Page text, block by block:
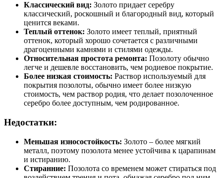
Классический вид: Золото придает серебру
классический, роскошный и благородный вид, который
ценится веками.
Теплый оттенок: Золото имеет теплый, приятный
оттенок, который хорошо сочетается с различными
драгоценными камнями и стилями одежды.
Относительная простота ремонта: Позолоту обычно
легче и дешевле восстановить, чем родиевое покрытие.
Более низкая стоимость: Раствор используемый для
покрытия позолоты, обычно имеет более низкую
стоимость, чем раствор родия, что делает позолоченное
серебро более доступным, чем родированное.
Недостатки:
Меньшая износостойкость: Золото – более мягкий
металл, поэтому позолота менее устойчива к царапинам
и истиранию.
Стиранние: Позолота со временем может стираться под